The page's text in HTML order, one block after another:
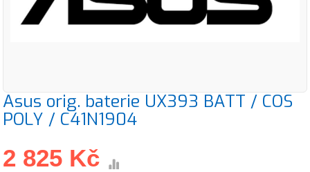
Asus orig. baterie UX393 BATT / COS
POLY / C41N1904
2 825 Kč